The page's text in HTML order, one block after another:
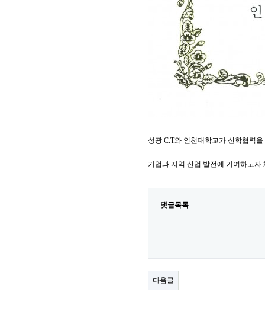
성광 C.T와 인천대학교가 산학협력
기업과 지역 산업 발전에 기여하고
댓글목록
다음글